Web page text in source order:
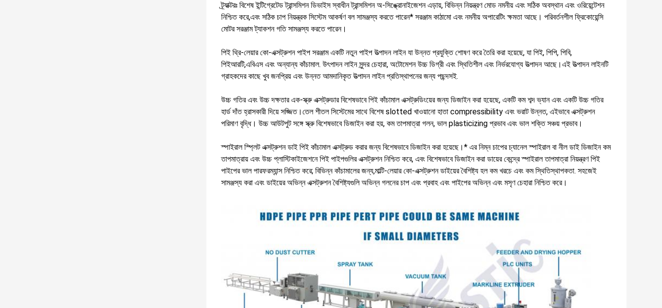
ট্র্যাক্টরঃ বিশেষ ইন্টিগ্রেটেড ট্রান্সমিশন ডিভাইস স্বাধীন ট্রান্সমিশন অ-সিঙ্ক্রোনাইজেশন এড়ায়, বিভিন্ন নিয়ন্ত্রণ মোড নমনীয় এবং সঠিক অবস্থান এবং ওরিয়েন্টেশন
নিশ্চিত করে,এবং সঠিক চাপ নিয়ন্ত্রক সিস্টেম আকর্ষণ বল সামঞ্জস্য করতে পারেন* সরঞ্জাম কাঠামো এবং নমনীয় অপারেটিং ক্ষমতা আছে। পরিবর্তনশীল ফ্রিকোয়েন্সি
মোটর সরঞ্জাম ট্যাকশন গতি সামঞ্জস্য করতে পারেন।
পিই থ্রি-লেয়ার কো-এক্সট্রুশন পাইপ সরঞ্জাম একটি নতুন পাইপ উত্পাদন লাইন যা উন্নত প্রযুক্তি শোষণ করে তৈরি করা হয়েছে, যা পিই, পিপি, পিবি,
পিইআরটি,এবিএস এবং অন্যান্য কাঁচামাল. উৎপাদন লাইন সুন্দর চেহারা, অটোমেশন উচ্চ ডিগ্রী এবং স্থিতিশীল এবং নির্ভরযোগ্য উত্পাদন আছে।এই উত্পাদন লাইনটি
গ্রাহকদের কাছে খুব জনপ্রিয় এবং উন্নত আমদানিকৃত উত্পাদন লাইন প্রতিস্থাপনের জন্য পছন্দসই.
উচ্চ গতির এবং উচ্চ দক্ষতার এক-স্ক্রু এক্সট্রুডার বিশেষভাবে পিই কাঁচামাল এক্সট্রুডিংয়ের জন্য ডিজাইন করা হয়েছে, একটি কম শব্দ ভ্যান এবং একটি উচ্চ গতির
হার্ড দাঁত হ্রাসকারী দিয়ে সজ্জিত।তেল শীতল সিস্টেমের সাথে বিশেষ slotted খাওয়ানো হাতা compressibility এবং ভরাট উন্নত, এইভাবে এক্সট্রুশন
পরিমাণ বৃদ্ধি। উচ্চ আউটপুট সঙ্গে স্ক্রু বিশেষভাবে ডিজাইন করা হয়, কম তাপমাত্রা গলন, ভাল plasticizing প্রভাব এবং ভাল শক্তি সঞ্চয় প্রভাব।
স্পাইরাল স্প্লিট এক্সট্রুশন ডাই পিই কাঁচামাল এক্সট্রুড করার জন্য বিশেষভাবে ডিজাইন করা হয়েছে।* এর নিম্ন চাপের চ্যানেল স্পাইরাল বা নীল ডাই ডিজাইন কম
তাপমাত্রায় এবং উচ্চ প্লাস্টিকাইজেশনে পিই পাইপগুলির এক্সট্রুশন নিশ্চিত করে, এবং বিশেষভাবে ডিজাইন করা ডায়ের কেন্দ্রে স্পাইরাল তাপমাত্রা নিয়ন্ত্রণ পিই
পাইপের ভাল পারফরম্যান্স নিশ্চিত করে; বিভিন্ন কাঁচামালের জন্য,মাল্টি-লেয়ার কো-এক্সট্রুশন ডাইয়ের বৈশিষ্ট্য হল কম খরচে এবং কম স্থিতিস্থাপকতা. সহজেই
সামঞ্জস্য করা এবং ডাইয়ের অভিন্ন এক্সট্রুশন বৈশিষ্ট্যগুলি অভিন্ন গলনের চাপ এবং প্রবাহ এবং পাইপের অভিন্ন এবং মসৃণ চেহারা নিশ্চিত করে।